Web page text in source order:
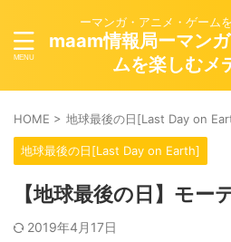
ーマンガ・アニメ・ゲーム
maam情報局ーマン
ムを楽しむメ
HOME > 地球最後の日[Last Day on
地球最後の日[Last Day on Earth]
【地球最後の日】モー
2019年4月17日